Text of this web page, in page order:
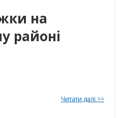
на
районі
Читати далі >>